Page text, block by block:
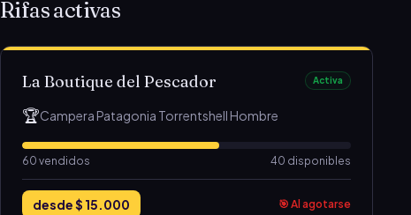
Rifas activas
La Boutique del Pescador Activa
🏆Campera Patagonia Torrentshell Hombre
60 vendidos 40 disponibles
desde$ 15.000 🎯 Al agotarse